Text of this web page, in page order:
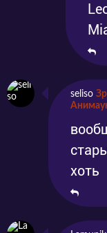
seliso
хоть